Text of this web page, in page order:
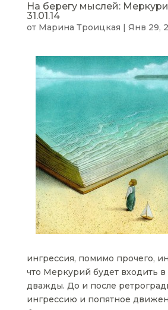
На берегу мыслей:
31.01.14
от Марина Троицкая Янв 29,
ингрессия, помимо прочего,
что Меркурий будет входить
дважды. До и после
ингрессию и попятное